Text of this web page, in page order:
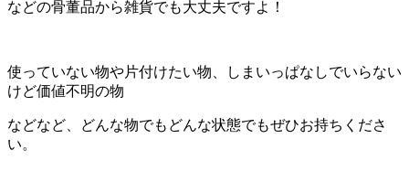
などの骨董品から雑貨でも大丈夫ですよ！
使っていない物や片付けたい物、しまいっぱなしでいらない
けど価値不明の物
などなど、どんな物でもどんな状態でもぜひお持ちくださ
い。